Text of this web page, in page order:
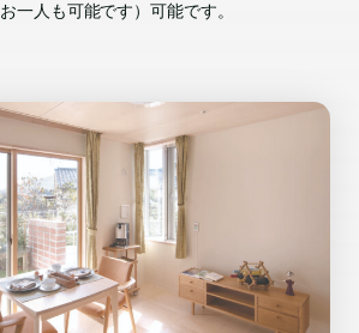
一人も可能です）可能です。